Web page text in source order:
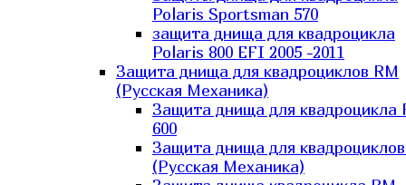
Polaris Sportsman 570
защита днища для квадроцикла
Polaris 800 EFI 2005 -2011
Защита днища для квадроциклов RM
(Русская Механика)
Защита днища для квадроцикла
600
Защита днища для
(Русская Механика)